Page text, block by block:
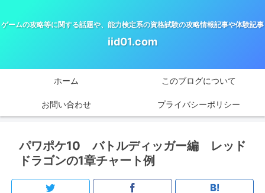
ゲームの攻略等に関する話題や、能力検定系の資格試験の攻略情報記事や体験記事
iid01.com
ホーム このブログについて
お問い合わせ プライバシーポリシー
パワポケ10 バトルディッガー編 レッド
ドラゴンの1章チャート例